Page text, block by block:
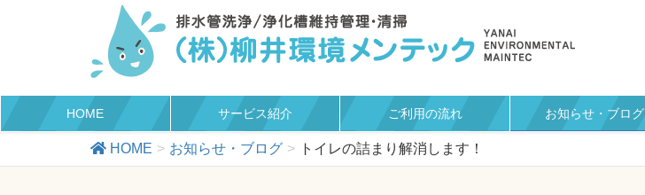
HOME サービス紹介 ご利用の流れ お知らせ・ブログ
HOME お知らせ・ブログ トイレの詰まり解消します！